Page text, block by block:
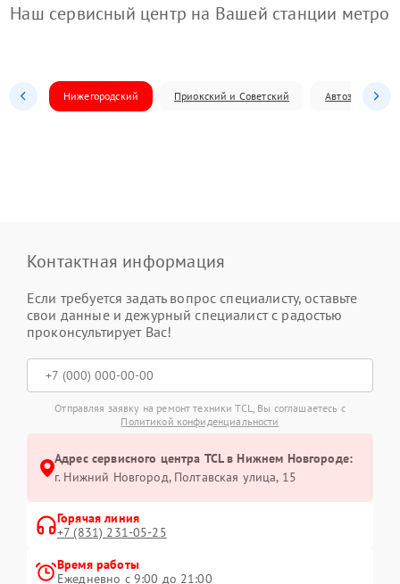
Наш сервисный центр на Вашей станции метро
Нижегородский Приокский и Советский Автозаводский
Контактная информация
Если требуется задать вопрос специалисту, оставьте
свои данные и дежурный специалист с радостью
проконсультирует Вас!
Отправляя заявку на ремонт техники TCL, Вы соглашаетесь с
Политикой конфиденциальности
Адрес сервисного центра TCL в Нижнем Новгороде:
г. Нижний Новгород, Полтавская улица, 15
Горячая линия
+7 (831) 231-05-25
Время работы
Ежедневно с 9:00 до 21:00